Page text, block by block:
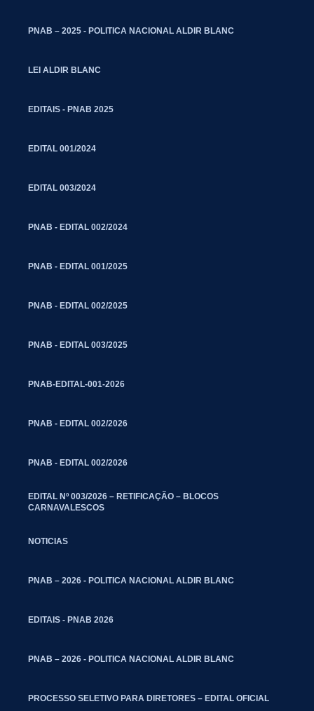
PNAB – 2025 - POLITICA NACIONAL ALDIR BLANC
LEI ALDIR BLANC
EDITAIS - PNAB 2025
EDITAL 001/2024
EDITAL 003/2024
PNAB - EDITAL 002/2024
PNAB - EDITAL 001/2025
PNAB - EDITAL 002/2025
PNAB - EDITAL 003/2025
PNAB-EDITAL-001-2026
PNAB - EDITAL 002/2026
PNAB - EDITAL 002/2026
EDITAL Nº 003/2026 – RETIFICAÇÃO – BLOCOS
CARNAVALESCOS
NOTICIAS
PNAB – 2026 - POLITICA NACIONAL ALDIR BLANC
EDITAIS - PNAB 2026
PNAB – 2026 - POLITICA NACIONAL ALDIR BLANC
PROCESSO SELETIVO PARA DIRETORES – EDITAL OFICIAL